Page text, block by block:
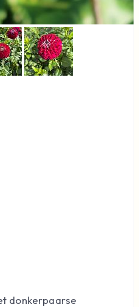
donkerpaarse